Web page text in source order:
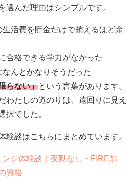
選んだ理由はシンプルです。
活費を貯金だけで賄えるほど余
合格できる学力がなかった
んとかなりそうだった
らない」という言葉があります。
わたしの道のりは、遠回りに見え
択でした。
験談はこちらにまとめています。
ジ体験談｜夜勤なし・FIRE加
資格